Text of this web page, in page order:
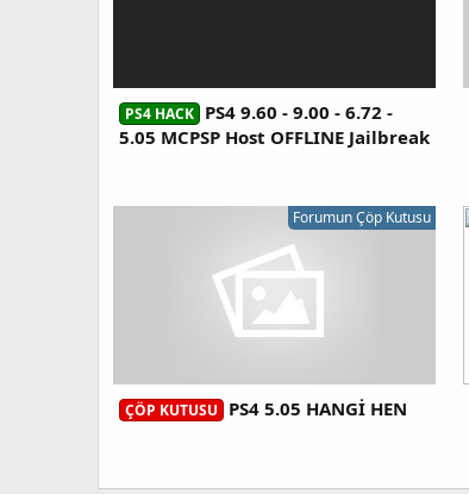
PS4 HACK PS4 9.60 - 9.00 - 6.72 -
5.05 MCPSP Host OFFLINE Jailbreak
Forumun Çöp Kutusu
ÇÖP KUTUSU PS4 5.05 HANGİ HEN